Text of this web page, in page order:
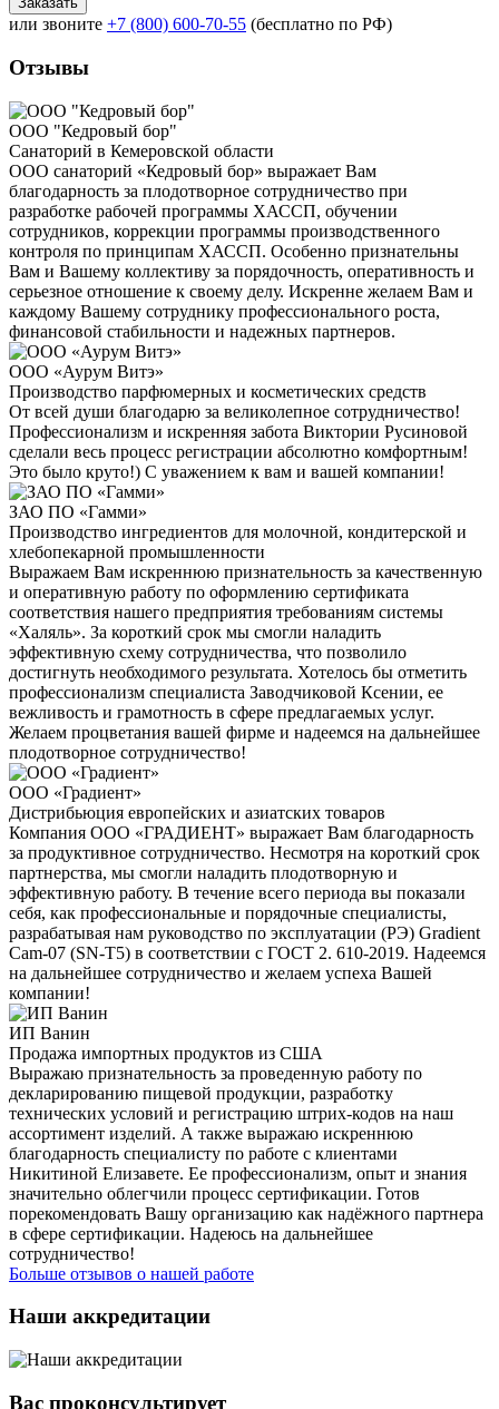
или звоните +7 (800) 600-70-55 (бесплатно по РФ)
Отзывы
ООО "Кедровый бор"
Санаторий в Кемеровской области
ООО санаторий «Кедровый бор» выражает Вам
благодарность за плодотворное сотрудничество при
разработке рабочей программы ХАССП, обучении
сотрудников, коррекции программы производственного
контроля по принципам ХАССП. Особенно признательны
Вам и Вашему коллективу за порядочность, оперативность и
серьезное отношение к своему делу. Искренне желаем Вам и
каждому Вашему сотруднику профессионального роста,
финансовой стабильности и надежных партнеров.
ООО «Аурум Витэ»
Производство парфюмерных и косметических средств
От всей души благодарю за великолепное сотрудничество!
Профессионализм и искренняя забота Виктории Русиновой
сделали весь процесс регистрации абсолютно комфортным!
Это было круто!) С уважением к вам и вашей компании!
ЗАО ПО «Гамми»
Производство ингредиентов для молочной, кондитерской и
хлебопекарной промышленности
Выражаем Вам искреннюю признательность за качественную
и оперативную работу по оформлению сертификата
соответствия нашего предприятия требованиям системы
«Халяль». За короткий срок мы смогли наладить
эффективную схему сотрудничества, что позволило
достигнуть необходимого результата. Хотелось бы отметить
профессионализм специалиста Заводчиковой Ксении, ее
вежливость и грамотность в сфере предлагаемых услуг.
Желаем процветания вашей фирме и надеемся на дальнейшее
плодотворное сотрудничество!
ООО «Градиент»
Дистрибьюция европейских и азиатских товаров
Компания ООО «ГРАДИЕНТ» выражает Вам благодарность
за продуктивное сотрудничество. Несмотря на короткий срок
партнерства, мы смогли наладить плодотворную и
эффективную работу. В течение всего периода вы показали
себя, как профессиональные и порядочные специалисты,
разрабатывая нам руководство по эксплуатации (РЭ) Gradient
Cam-07 (SN-T5) в соответствии с ГОСТ 2. 610-2019. Надеемся
на дальнейшее сотрудничество и желаем успеха Вашей
компании!
ИП Ванин
Продажа импортных продуктов из США
Выражаю признательность за проведенную работу по
декларированию пищевой продукции, разработку
технических условий и регистрацию штрих-кодов на наш
ассортимент изделий. А также выражаю искреннюю
благодарность специалисту по работе с клиентами
Никитиной Елизавете. Ее профессионализм, опыт и знания
значительно облегчили процесс сертификации. Готов
порекомендовать Вашу организацию как надёжного партнера
в сфере сертификации. Надеюсь на дальнейшее
сотрудничество!
Больше отзывов о нашей работе
Наши аккредитации
Вас проконсультирует